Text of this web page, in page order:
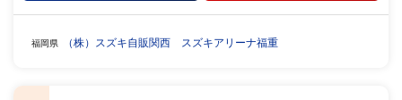
福岡県 （株）スズキ自販関西 スズキアリーナ福重